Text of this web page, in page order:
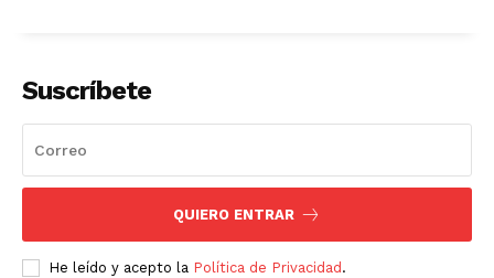
Suscríbete
QUIERO ENTRAR
He leído y acepto la Política de Privacidad .